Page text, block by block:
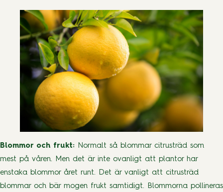
Blommor och frukt: Normalt så blommar citrusträd som
mest på våren. Men det är inte ovanligt att plantor har
enstaka blommor året runt. Det är vanligt att citrusträd
blommar och bär mogen frukt samtidigt. Blommorna pollineras